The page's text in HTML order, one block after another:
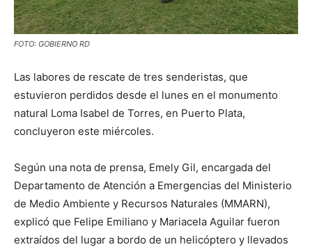
FOTO: GOBIERNO RD
Las labores de rescate de tres senderistas, que
estuvieron perdidos desde el lunes en el monumento
natural Loma Isabel de Torres, en Puerto Plata,
concluyeron este miércoles.
Según una nota de prensa, Emely Gil, encargada del
Departamento de Atención a Emergencias del Ministerio
de Medio Ambiente y Recursos Naturales (MMARN),
explicó que Felipe Emiliano y Mariacela Aguilar fueron
extraídos del lugar a bordo de un helicóptero y llevados